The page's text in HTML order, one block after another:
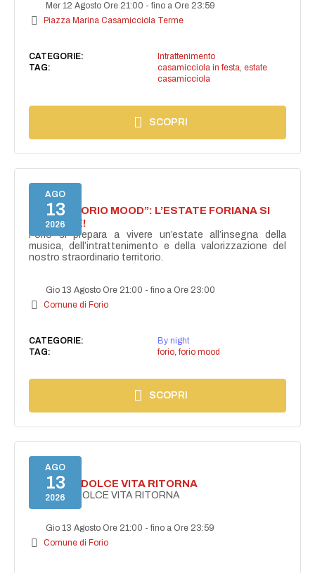
Mer 12 Agosto Ore 21:00 -fino a Ore 23:59
Piazza Marina Casamicciola Terme
CATEGORIE:
Intrattenimento
TAG:
casamicciola in festa, estate
casamicciola
SCOPRI
AGO
13
2026
NASCE “FORIO MOOD”: L’ESTATE FORIANA SI
ACCENDE!
Forio si prepara a vivere un’estate all’insegna della
musica, dell’intrattenimento e della valorizzazione del
nostro straordinario territorio.
Gio 13 Agosto Ore 21:00 -fino a Ore 23:00
Comune di Forio
CATEGORIE:
By night
TAG:
forio, forio mood
SCOPRI
AGO
13
2026
FORIO LA DOLCE VITA RITORNA
FORIO LA DOLCE VITA RITORNA
Gio 13 Agosto Ore 21:00 -fino a Ore 23:59
Comune di Forio